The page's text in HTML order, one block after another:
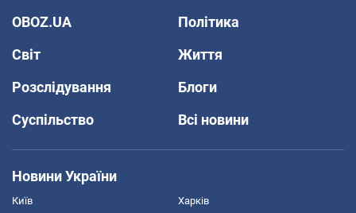
OBOZ.UA
Політика
Світ
Життя
Розслідування
Блоги
Суспільство
Всі новини
Новини України
Київ Харків